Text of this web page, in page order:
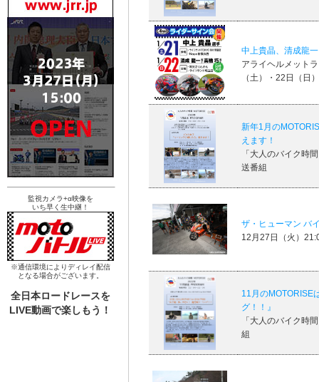
監視カメラ+α映像を
いち早く生中継！
※通信環境によりディレイ配信
となる場合がございます。
全日本ロードレースを
LIVE動画で楽しもう！
中上貴晶、清成龍
アライヘルメット
（土）・22日（日
新年1月の
えます！
「大人のバイク時
送番組
ザ・ヒューマン バ
12月27日（火）
11月のMOTORISE
グ！！』
「大人のバイク時
組